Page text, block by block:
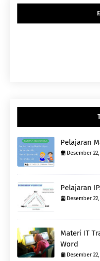
Pelajaran
Desember
Pelajaran
Desember
Materi IT
Word
Desember